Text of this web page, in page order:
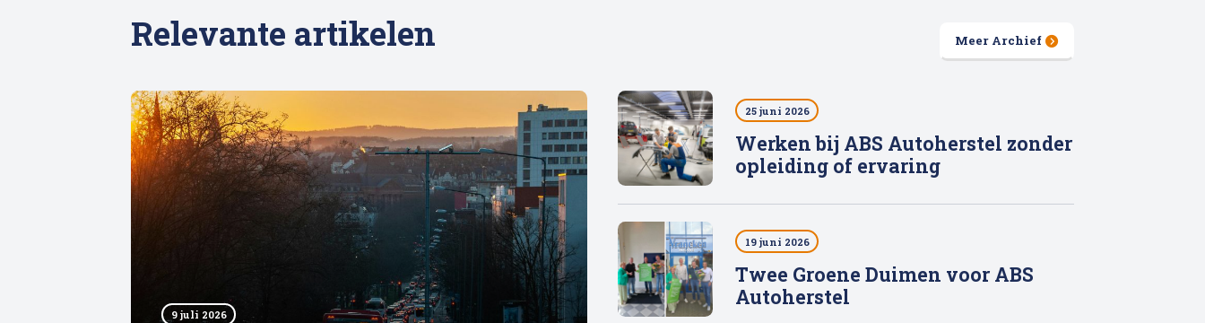
Relevante artikelen Meer Archief
9 juli 2026
25 juni 2026
Werken bij ABS Autoherstel zonder
opleiding of ervaring
19 juni 2026
Twee Groene Duimen voor ABS
Autoherstel